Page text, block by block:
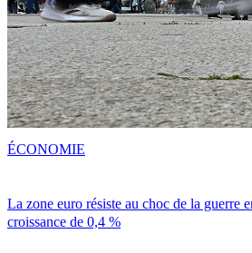
La zone euro résiste au choc de la guerre
croissance de 0,4 %
ÉCONOMIE